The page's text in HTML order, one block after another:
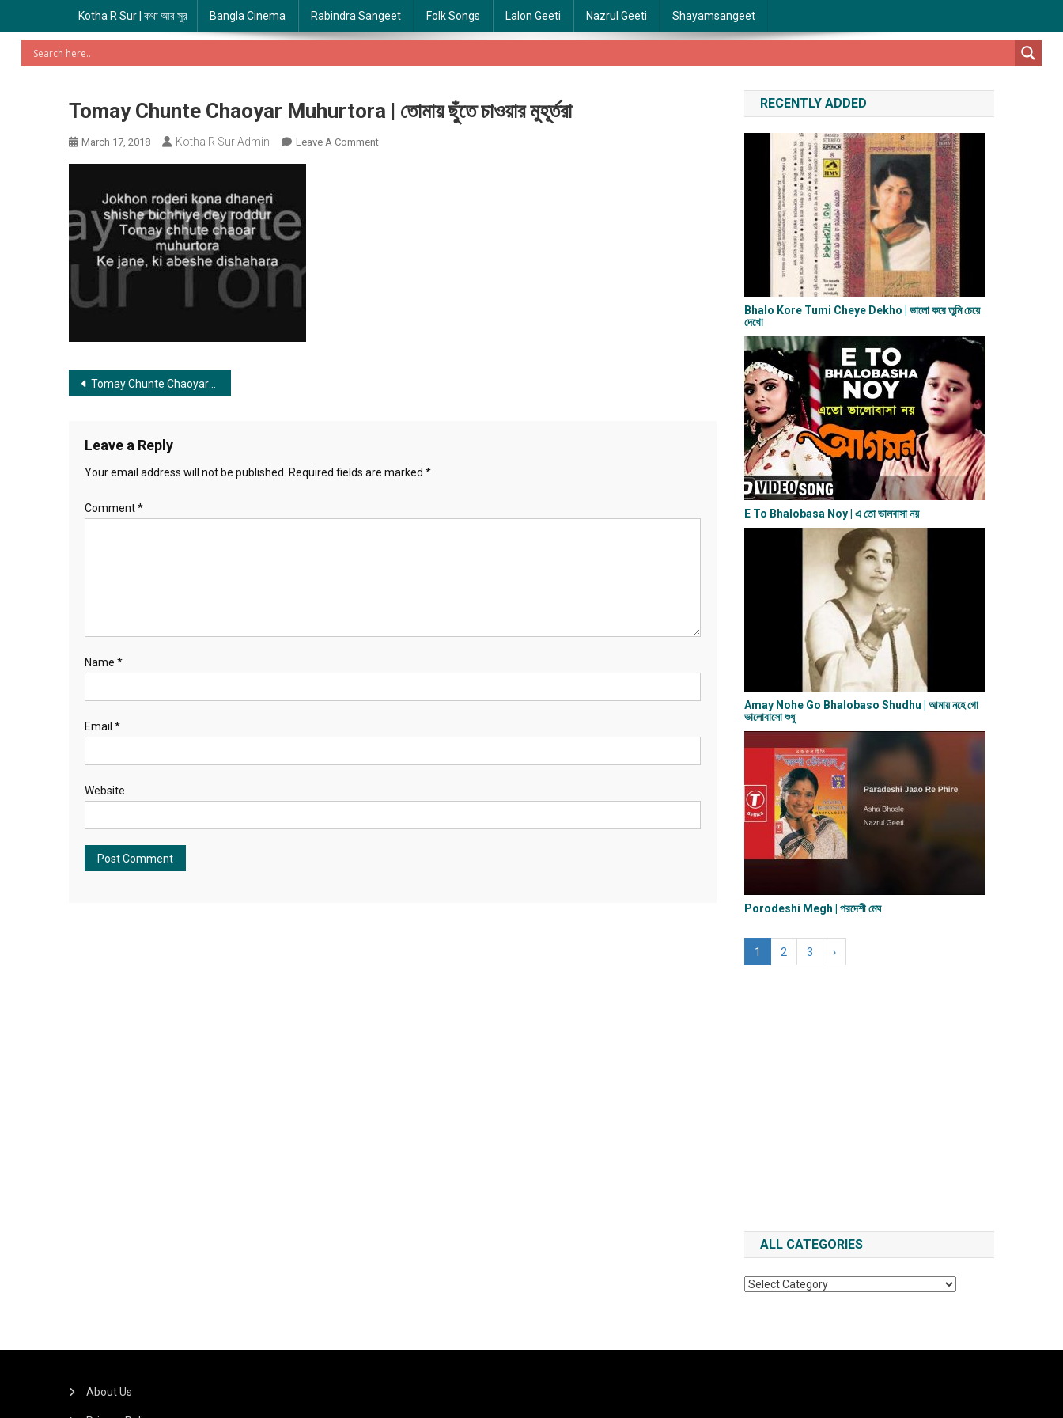
Kotha R Sur | কথা আর সুর Bangla Cinema Rabindra Sangeet Folk Songs Lalon Geeti Nazrul Geeti Shayamsangeet
Tomay Chunte Chaoyar Muhurtora | তোমায় ছুঁতে চাওয়ার মুহূর্তরা
March 17, 2018 Kotha R Sur Admin Leave A CommentOn
Post
Tomay Chunte Chaoyar Muhurtora | তোমায় ছুঁতে চাওয়ার মুহূর্তরা
Leave a Reply
Your email address will not be published. Required fields are marked *
Comment*
Name *
Email *
Website
RECENTLY ADDED
Bhalo Kore Tumi Cheye Dekho | ভালো করে তুমি চেয়ে
দেখো
E To Bhalobasa Noy | এ তো ভালবাসা ন​য়
Amay Nohe Go Bhalobaso Shudhu | আমায় নহে গো
ভালোবাসো শুধু
Porodeshi Megh | পরদেশী মেঘ
1 2 3 ›
ALL CATEGORIES
All
About Us